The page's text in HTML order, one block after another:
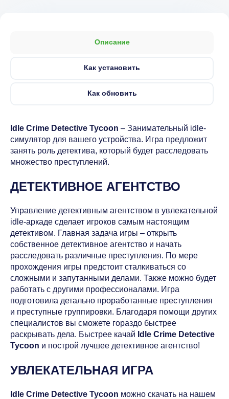
Описание
Как установить
Как обновить
Idle Crime Detective Tycoon – Занимательный idle-
симулятор для вашего устройства. Игра предложит
занять роль детектива, который будет расследовать
множество преступлений.
ДЕТЕКТИВНОЕ АГЕНТСТВО
Управление детективным агентством в увлекательной
idle-аркаде сделает игроков самым настоящим
детективом. Главная задача игры – открыть
собственное детективное агентство и начать
расследовать различные преступления. По мере
прохождения игры предстоит сталкиваться со
сложными и запутанными делами. Также можно будет
работать с другими профессионалами. Игра
подготовила детально проработанные преступления
и преступные группировки. Благодаря помощи других
специалистов вы сможете гораздо быстрее
раскрывать дела. Быстрее качай Idle Crime Detective
Tycoon и построй лучшее детективное агентство!
УВЛЕКАТЕЛЬНАЯ ИГРА
Idle Crime Detective Tycoon можно скачать на нашем